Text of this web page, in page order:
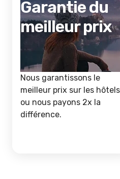
Garantie du
meilleur prix
Nous garantissons le
meilleur prix sur les hôtels
ou nous payons 2x la
différence.